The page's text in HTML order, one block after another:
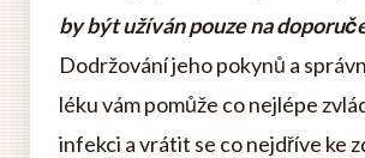
by být užíván pouze na
Dodržování jeho pokynů a
léku vám pomůže co nejlépe
infekci a vrátit se co nejdříve ke